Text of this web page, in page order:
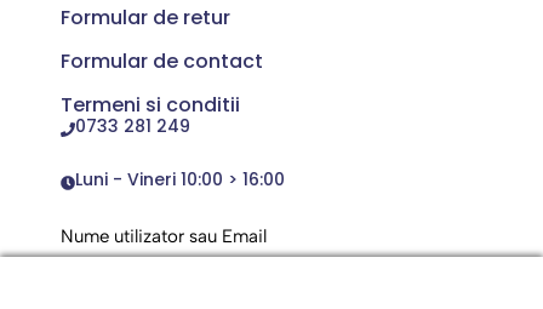
Formular de retur
Formular de contact
Termeni si conditii
0733 281 249
Luni - Vineri 10:00 > 16:00
Nume utilizator sau Email